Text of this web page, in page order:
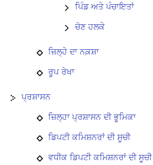
ਪਿੰਡ ਅਤੇ ਪੰਚਾਇਤਾਂ
ਚੋਣ ਹਲਕੇ
ਜ਼ਿਲ੍ਹੇ ਦਾ ਨਕ਼ਸ਼ਾ
ਰੂਪ ਰੇਖਾ
ਪ੍ਰਸ਼ਾਸਨ
ਜ਼ਿਲ੍ਹਾ ਪ੍ਰਸ਼ਾਸਨ ਦੀ ਭੂਮਿਕਾ
ਡਿਪਟੀ ਕਮਿਸ਼ਨਰਾਂ ਦੀ ਸੂਚੀ
ਵਧੀਕ ਡਿਪਟੀ ਕਮਿਸ਼ਨਰਾਂ ਦੀ ਸੂਚੀ